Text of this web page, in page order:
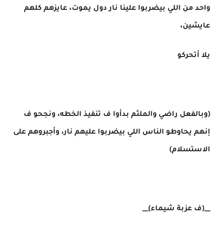
واحد من اللي بيضربوا علينا نار دول يموت، عايزهم كلهم
عايشين،
يلا أتحركو
(وبالفعل راضي والملثم بدأوا ف تنفيذ الخطه، ونجحو ف
إنهم يحاوطو الناس اللي بيضربوا عليهم نار، وأجبروهم على
الاستسلام)
__(ف عزبة شيماء)__